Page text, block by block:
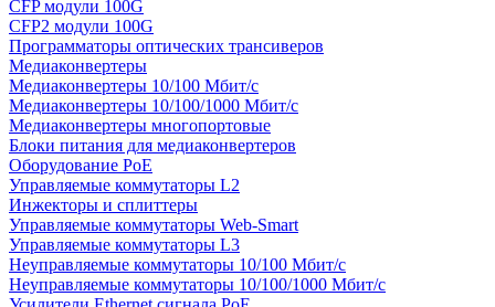
CFP модули 100G
CFP2 модули 100G
Программаторы оптических трансиверов
Медиаконвертеры
Медиаконвертеры 10/100 Мбит/с
Медиаконвертеры 10/100/1000 Мбит/c
Медиаконвертеры многопортовые
Блоки питания для медиаконвертеров
Оборудование PoE
Управляемые коммутаторы L2
Инжекторы и сплиттеры
Управляемые коммутаторы Web-Smart
Управляемые коммутаторы L3
Неуправляемые коммутаторы 10/100 Мбит/с
Неуправляемые коммутаторы 10/100/1000 Мбит/с